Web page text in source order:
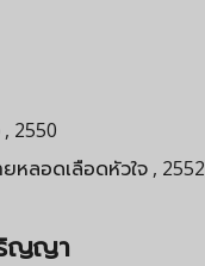
2550
หลอดเลือดหัวใจ , 2552
ญญา